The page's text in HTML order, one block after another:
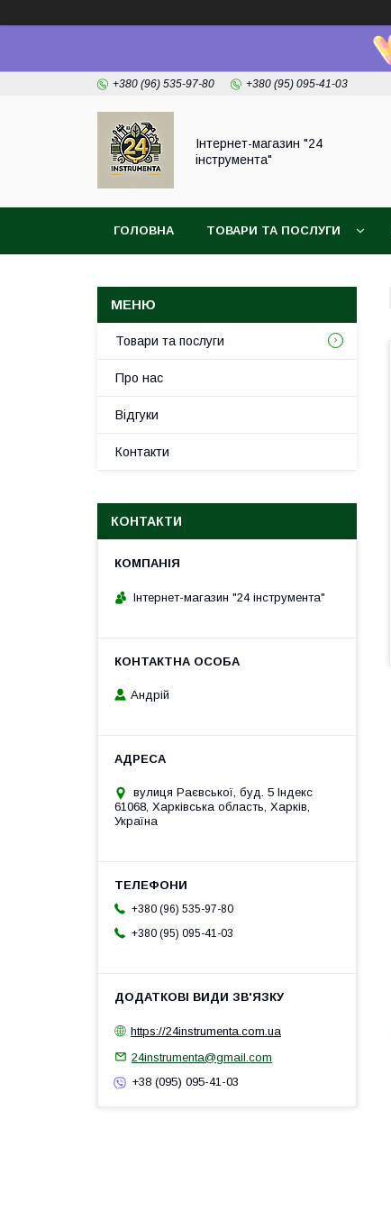
+380 (96) 535-97-80 +380 (95) 095-41-03
Інтернет-магазин "24
інструмента"
ГОЛОВНА ТОВАРИ ТА ПОСЛУГИ
Товари та послуги
Про нас
Відгуки
Контакти
КОНТАКТИ
Інтернет-магазин "24 інструмента"
Андрій
вулиця Раєвської, буд. 5 Індекс
61068, Харківська область, Харків,
Україна
+380 (96) 535-97-80
+380 (95) 095-41-03
https://24instrumenta.com.ua
24instrumenta@gmail.com
+38 (095) 095-41-03